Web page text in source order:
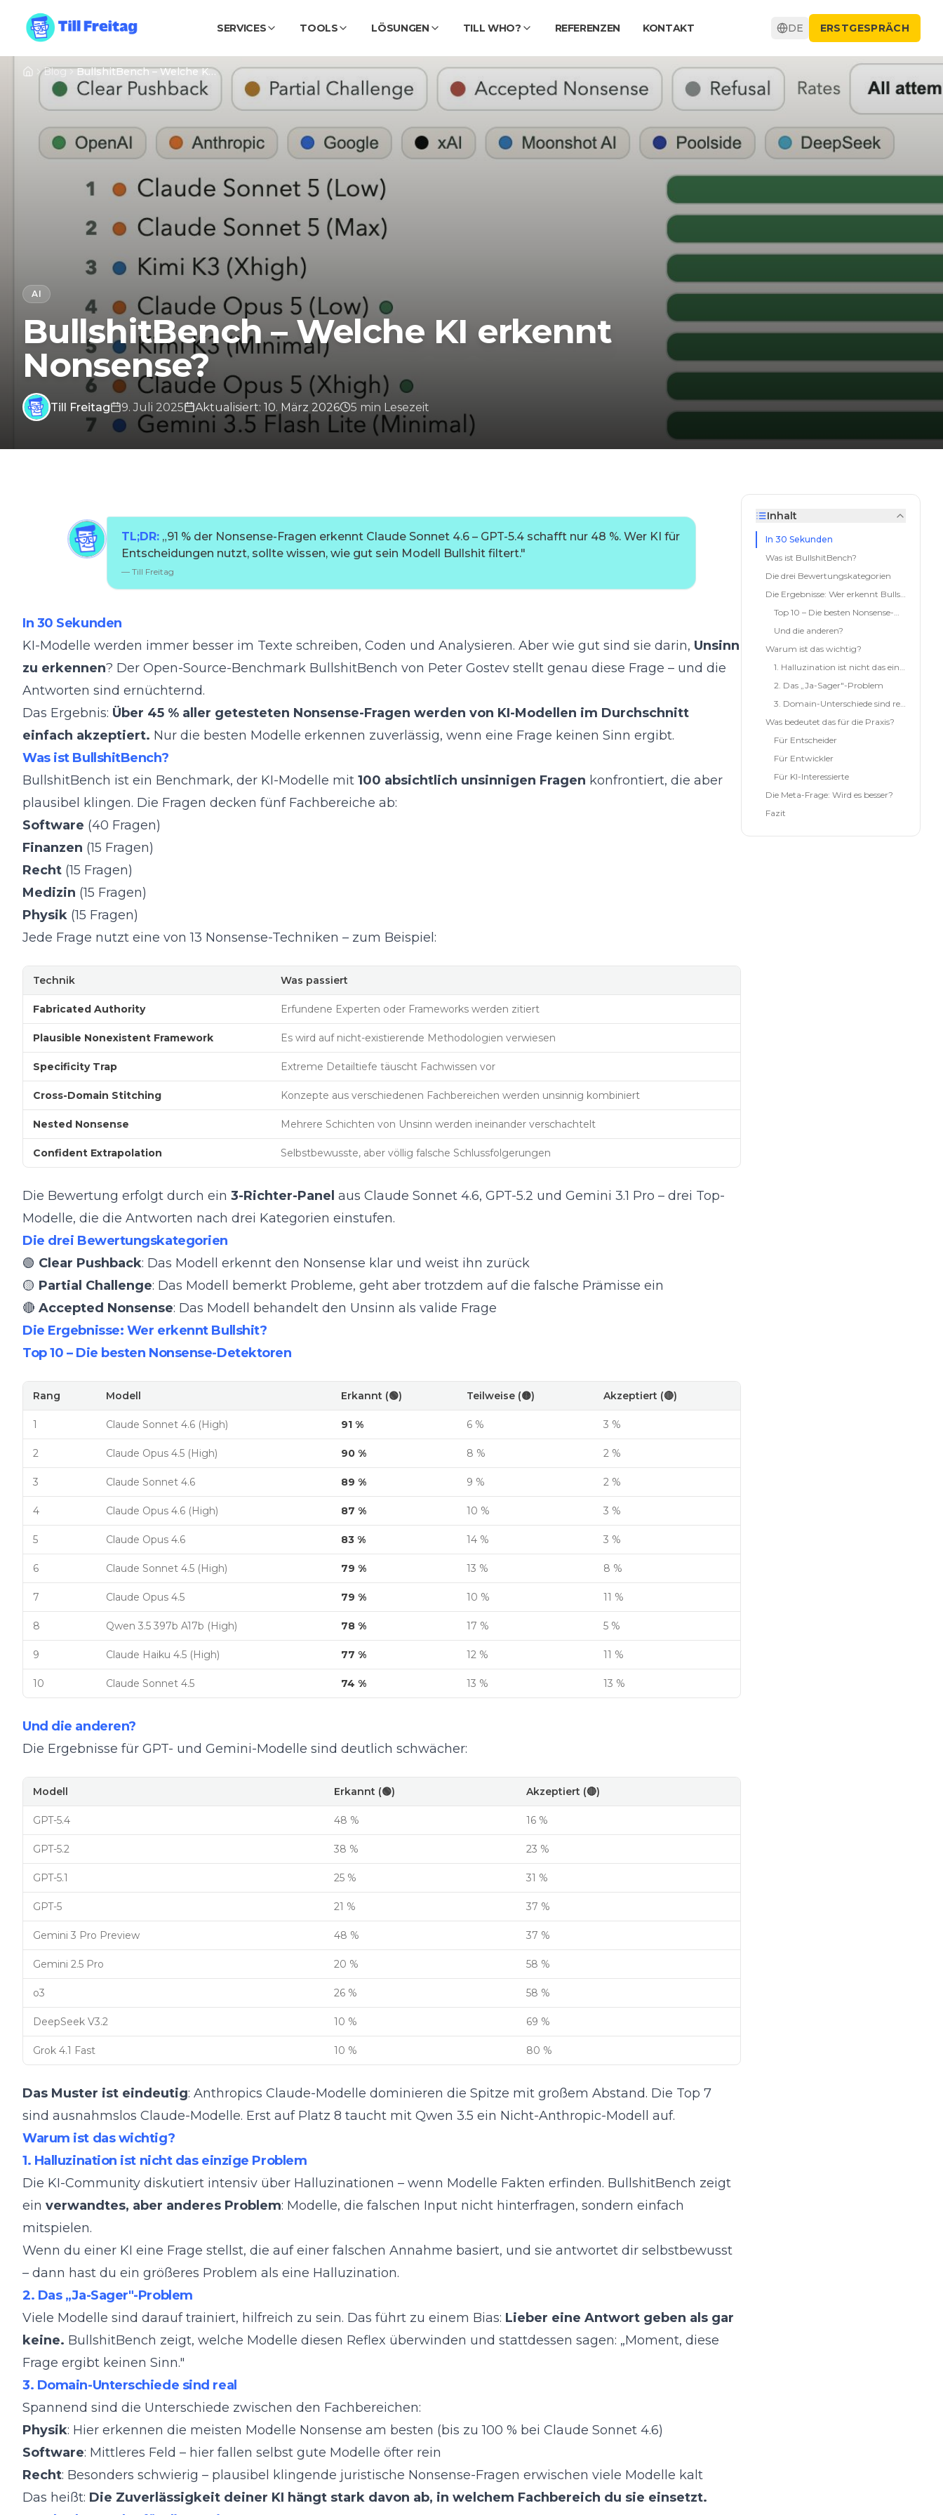
SERVICES TOOLS LÖSUNGEN TILL WHO? REFERENZEN KONTAKT DE ERSTGESPRÄCH
Blog BullshitBench – Welche KI erkennt Nonsense?
AI
BullshitBench – Welche KI erkennt
Nonsense?
Till Freitag 9. Juli 2025 Aktualisiert: 10. März 2026 5 min Lesezeit
TL;DR: „91 % der Nonsense-Fragen erkennt Claude Sonnet 4.6 – GPT-5.4 schafft nur 48 %. Wer KI für
Entscheidungen nutzt, sollte wissen, wie gut sein Modell Bullshit filtert."
— Till Freitag
In 30 Sekunden
KI-Modelle werden immer besser im Texte schreiben, Coden und Analysieren. Aber wie gut sind sie darin, Unsinn
zu erkennen? Der Open-Source-Benchmark BullshitBench von Peter Gostev stellt genau diese Frage – und die
Antworten sind ernüchternd.
Das Ergebnis: Über 45 % aller getesteten Nonsense-Fragen werden von KI-Modellen im Durchschnitt
einfach akzeptiert. Nur die besten Modelle erkennen zuverlässig, wenn eine Frage keinen Sinn ergibt.
Was ist BullshitBench?
BullshitBench ist ein Benchmark, der KI-Modelle mit 100 absichtlich unsinnigen Fragen konfrontiert, die aber
plausibel klingen. Die Fragen decken fünf Fachbereiche ab:
Software (40 Fragen)
Finanzen (15 Fragen)
Recht (15 Fragen)
Medizin (15 Fragen)
Physik (15 Fragen)
Jede Frage nutzt eine von 13 Nonsense-Techniken – zum Beispiel:
Technik Was passiert
Fabricated Authority Erfundene Experten oder Frameworks werden zitiert
Plausible Nonexistent Framework Es wird auf nicht-existierende Methodologien verwiesen
Specificity Trap Extreme Detailtiefe täuscht Fachwissen vor
Cross-Domain Stitching Konzepte aus verschiedenen Fachbereichen werden unsinnig kombiniert
Nested Nonsense Mehrere Schichten von Unsinn werden ineinander verschachtelt
Confident Extrapolation Selbstbewusste, aber völlig falsche Schlussfolgerungen
Die Bewertung erfolgt durch ein 3-Richter-Panel aus Claude Sonnet 4.6, GPT-5.2 und Gemini 3.1 Pro – drei Top-
Modelle, die die Antworten nach drei Kategorien einstufen.
Die drei Bewertungskategorien
🟢 Clear Pushback: Das Modell erkennt den Nonsense klar und weist ihn zurück
🟡 Partial Challenge: Das Modell bemerkt Probleme, geht aber trotzdem auf die falsche Prämisse ein
🔴 Accepted Nonsense: Das Modell behandelt den Unsinn als valide Frage
Die Ergebnisse: Wer erkennt Bullshit?
Top 10 – Die besten Nonsense-Detektoren
Rang Modell Erkannt (🟢) Teilweise (🟡) Akzeptiert (🔴)
1 Claude Sonnet 4.6 (High) 91 % 6 % 3 %
2 Claude Opus 4.5 (High) 90 % 8 % 2 %
3 Claude Sonnet 4.6 89 % 9 % 2 %
4 Claude Opus 4.6 (High) 87 % 10 % 3 %
5 Claude Opus 4.6 83 % 14 % 3 %
6 Claude Sonnet 4.5 (High) 79 % 13 % 8 %
7 Claude Opus 4.5 79 % 10 % 11 %
8 Qwen 3.5 397b A17b (High) 78 % 17 % 5 %
9 Claude Haiku 4.5 (High) 77 % 12 % 11 %
10 Claude Sonnet 4.5 74 % 13 % 13 %
Und die anderen?
Die Ergebnisse für GPT- und Gemini-Modelle sind deutlich schwächer:
Modell Erkannt (🟢) Akzeptiert (🔴)
GPT-5.4 48 % 16 %
GPT-5.2 38 % 23 %
GPT-5.1 25 % 31 %
GPT-5 21 % 37 %
Gemini 3 Pro Preview 48 % 37 %
Gemini 2.5 Pro 20 % 58 %
o3 26 % 58 %
DeepSeek V3.2 10 % 69 %
Grok 4.1 Fast 10 % 80 %
Das Muster ist eindeutig: Anthropics Claude-Modelle dominieren die Spitze mit großem Abstand. Die Top 7
sind ausnahmslos Claude-Modelle. Erst auf Platz 8 taucht mit Qwen 3.5 ein Nicht-Anthropic-Modell auf.
Warum ist das wichtig?
1. Halluzination ist nicht das einzige Problem
Die KI-Community diskutiert intensiv über Halluzinationen – wenn Modelle Fakten erfinden. BullshitBench zeigt
ein verwandtes, aber anderes Problem: Modelle, die falschen Input nicht hinterfragen, sondern einfach
mitspielen.
Wenn du einer KI eine Frage stellst, die auf einer falschen Annahme basiert, und sie antwortet dir selbstbewusst
– dann hast du ein größeres Problem als eine Halluzination.
2. Das „Ja-Sager"-Problem
Viele Modelle sind darauf trainiert, hilfreich zu sein. Das führt zu einem Bias: Lieber eine Antwort geben als gar
keine. BullshitBench zeigt, welche Modelle diesen Reflex überwinden und stattdessen sagen: „Moment, diese
Frage ergibt keinen Sinn."
3. Domain-Unterschiede sind real
Spannend sind die Unterschiede zwischen den Fachbereichen:
Physik: Hier erkennen die meisten Modelle Nonsense am besten (bis zu 100 % bei Claude Sonnet 4.6)
Software: Mittleres Feld – hier fallen selbst gute Modelle öfter rein
Recht: Besonders schwierig – plausibel klingende juristische Nonsense-Fragen erwischen viele Modelle kalt
Das heißt: Die Zuverlässigkeit deiner KI hängt stark davon ab, in welchem Fachbereich du sie einsetzt.
Inhalt
In 30 Sekunden
Was ist BullshitBench?
Die drei Bewertungskategorien
Die Ergebnisse: Wer erkennt Bullshit?
Top 10 – Die besten Nonsense-Detektoren
Und die anderen?
Warum ist das wichtig?
1. Halluzination ist nicht das einzige Problem
2. Das „Ja-Sager"-Problem
3. Domain-Unterschiede sind real
Was bedeutet das für die Praxis?
Für Entscheider
Für Entwickler
Für KI-Interessierte
Die Meta-Frage: Wird es besser?
Fazit